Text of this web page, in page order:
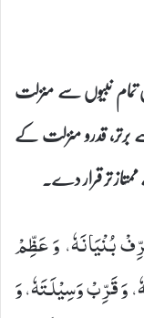
نبیوں سے منزلت
قدرو منزلت کے
تر قرار دے۔
بُنْیَانَهٗ، وَ عَظِّمْ
وَ قَرِّبْ وَسِیْلَـتَهٗ، وَ